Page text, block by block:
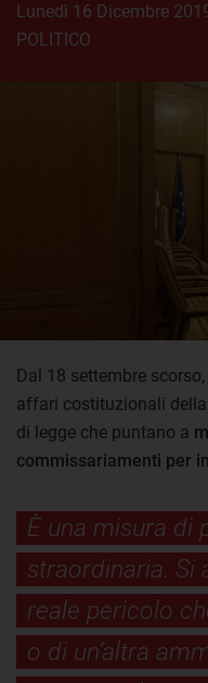
lunedì 16 Dicembre
POLITICO
Dal 18 settembre
affari costituzionali
di legge che puntano a
commissariamenti per
È una misura di
straordinaria. Si
reale pericolo
o di un’altra